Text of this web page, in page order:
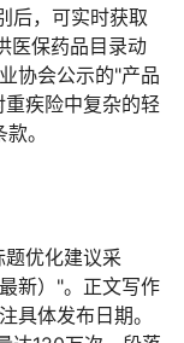
后，可实时获取
医保药品目录动
协会公示的"产品
疾险中复杂的轻
。
优化建议采
新）"。正文写作
具体发布日期。